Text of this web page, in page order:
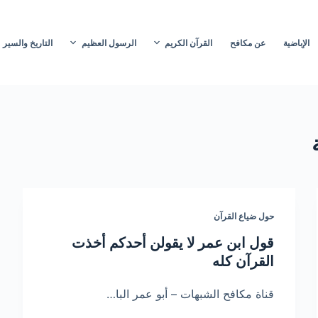
الإباضية عن مكافح القرآن الكريم الرسول العظيم التاريخ والسير
حول ضياع القرآن
قول ابن عمر لا يقولن أحدكم أخذت
القرآن كله
قناة مكافح الشبهات – أبو عمر البا…